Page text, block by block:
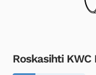
Roskasihti KWC